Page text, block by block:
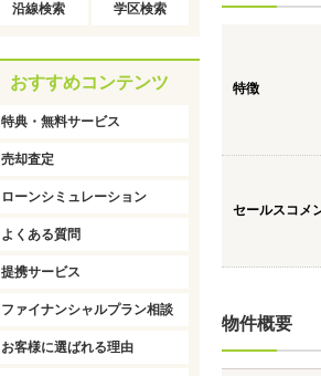
特徴
セールスコメ
物件概要
沿線検索 学区検索
おすすめコンテンツ
特典・無料サービス
売却査定
ローンシミュレーション
よくある質問
提携サービス
ファイナンシャルプラン相談
お客様に選ばれる理由